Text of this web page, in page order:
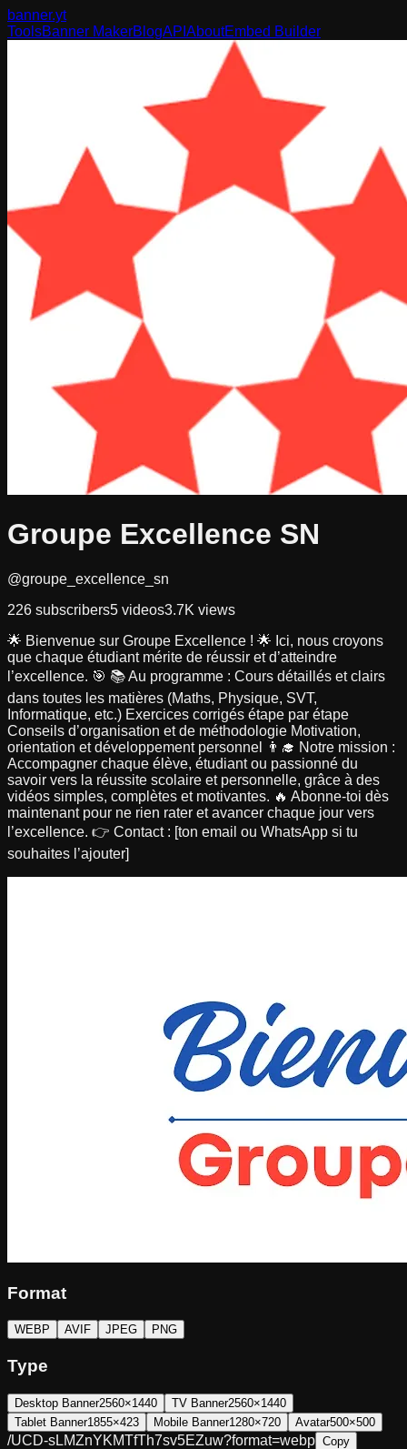
banner.yt
ToolsBanner MakerBlogAPI AboutEmbed Builder
Groupe Excellence SN
@groupe_excellence_sn
226 subscribers5 videos3.7K views
🌟 Bienvenue sur Groupe Excellence ! 🌟 Ici, nous croyons
que chaque étudiant mérite de réussir et d’atteindre
l’excellence. 🎯 📚 Au programme : Cours détaillés et clairs
dans toutes les matières (Maths, Physique, SVT,
Informatique, etc.) Exercices corrigés étape par étape
Conseils d’organisation et de méthodologie Motivation,
orientation et développement personnel 👨‍🎓 Notre mission :
Accompagner chaque élève, étudiant ou passionné du
savoir vers la réussite scolaire et personnelle, grâce à des
vidéos simples, complètes et motivantes. 🔥 Abonne-toi dès
maintenant pour ne rien rater et avancer chaque jour vers
l’excellence. 👉 Contact : [ton email ou WhatsApp si tu
souhaites l’ajouter]
Format
WEBP AVIF JPEG PNG
Type
Desktop Banner2560×1440 TV Banner2560×1440
Tablet Banner1855×423 Mobile Banner1280×720 Avatar500×500
/UCD-sLMZnYKMTfTh7sv5EZuw?format=webp Copy